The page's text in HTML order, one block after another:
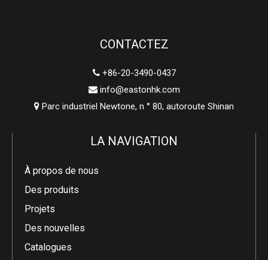
CONTACTEZ
+86-20-3490-0437
 info@eastonhk.com
 Parc industriel Newtone, n ° 80, autoroute Shinan
LA NAVIGATION
À propos de nous
Des produits
Projets
Des nouvelles
Catalogues